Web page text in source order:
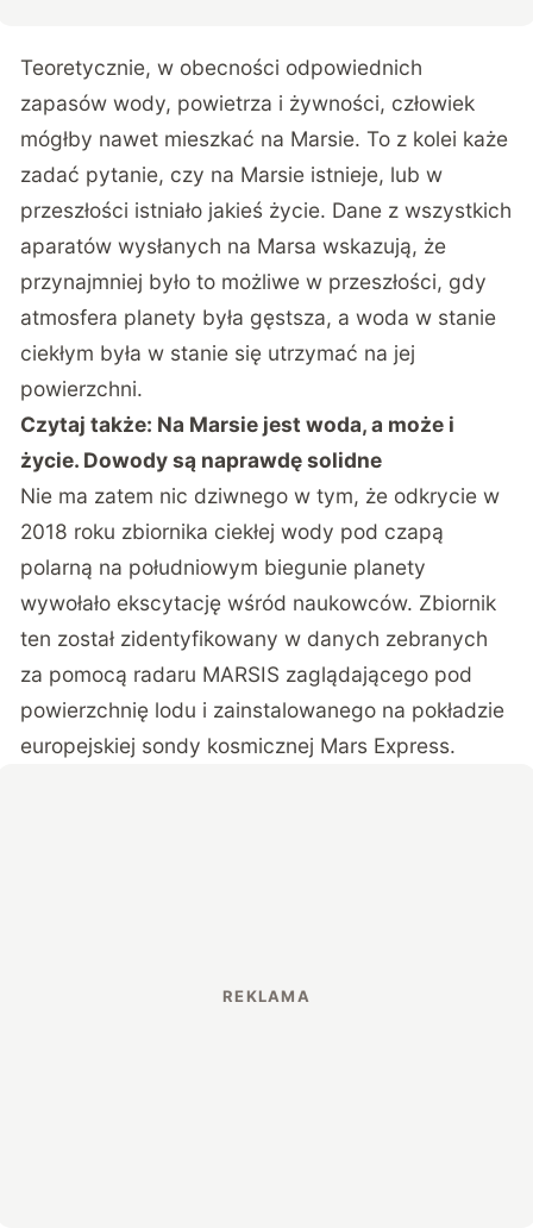
Teoretycznie, w obecności odpowiednich
zapasów wody, powietrza i żywności, człowiek
mógłby nawet mieszkać na Marsie. To z kolei każe
zadać pytanie, czy na Marsie istnieje, lub w
przeszłości istniało jakieś życie. Dane z wszystkich
aparatów wysłanych na Marsa wskazują, że
przynajmniej było to możliwe w przeszłości, gdy
atmosfera planety była gęstsza, a woda w stanie
ciekłym była w stanie się utrzymać na jej
powierzchni.
Czytaj także: Na Marsie jest woda, a może i
życie. Dowody są naprawdę solidne
Nie ma zatem nic dziwnego w tym, że odkrycie w
2018 roku zbiornika ciekłej wody pod czapą
polarną na południowym biegunie planety
wywołało ekscytację wśród naukowców. Zbiornik
ten został zidentyfikowany w danych zebranych
za pomocą radaru MARSIS zaglądającego pod
powierzchnię lodu i zainstalowanego na pokładzie
europejskiej sondy kosmicznej Mars Express.